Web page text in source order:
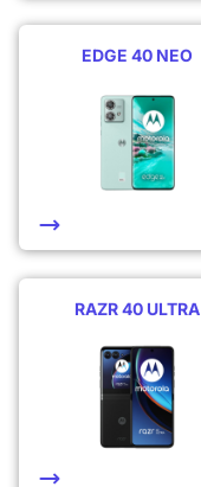
EDGE 40 NEO
RAZR 40 ULTRA